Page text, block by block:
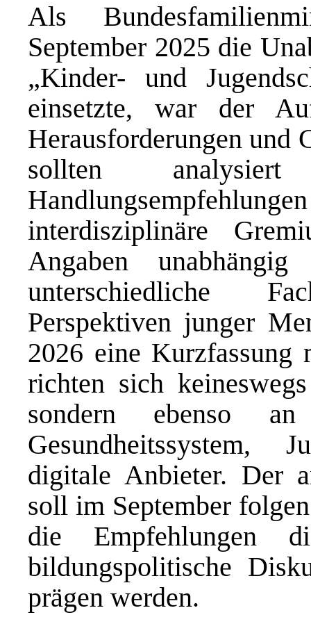
Als
September 2025 die
„Kinder- und
einsetzte, war der
Herausforderungen und
sollten
interdisziplinäre
Angaben
unterschiedliche
Perspektiven junger
2026 eine Kurzfassung
richten sich
sondern ebenso an
Gesundheitssystem,
digitale Anbieter. Der
soll im September
die Empfehlungen
bildungspolitische
prägen werden.